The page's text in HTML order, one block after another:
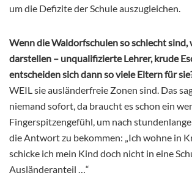
um die Defizite der Schule auszugleichen.
Wenn die Waldorfschulen so schlecht sind,
darstellen – unqualifizierte Lehrer, krude
entscheiden sich dann so viele Eltern für
WEIL sie ausländerfreie Zonen sind. Das
niemand sofort, da braucht es schon ein
Fingerspitzengefühl, um nach
die Antwort zu bekommen: „Ich wohne in
schicke ich mein Kind doch nicht in eine
Ausländeranteil …“